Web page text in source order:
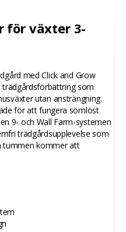
för växter 3-
med Click and Grow
trädgårdsförbättring som
utan ansträngning.
för att fungera sömlöst
9- och Wall Farm-systemen
trädgårdsupplevelse som
tummen kommer att